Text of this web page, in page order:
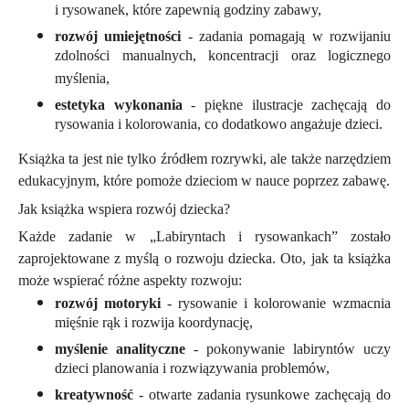
i rysowanek, które zapewnią godziny zabawy,
rozwój umiejętności - zadania pomagają w rozwijaniu
zdolności manualnych, koncentracji oraz logicznego
myślenia,
estetyka wykonania - piękne ilustracje zachęcają do
rysowania i kolorowania, co dodatkowo angażuje dzieci.
Książka ta jest nie tylko źródłem rozrywki, ale także narzędziem
edukacyjnym, które pomoże dzieciom w nauce poprzez zabawę.
Jak książka wspiera rozwój dziecka?
Każde zadanie w „Labiryntach i rysowankach” zostało
zaprojektowane z myślą o rozwoju dziecka. Oto, jak ta książka
może wspierać różne aspekty rozwoju:
rozwój motoryki - rysowanie i kolorowanie wzmacnia
mięśnie rąk i rozwija koordynację,
myślenie analityczne - pokonywanie labiryntów uczy
dzieci planowania i rozwiązywania problemów,
kreatywność - otwarte zadania rysunkowe zachęcają do